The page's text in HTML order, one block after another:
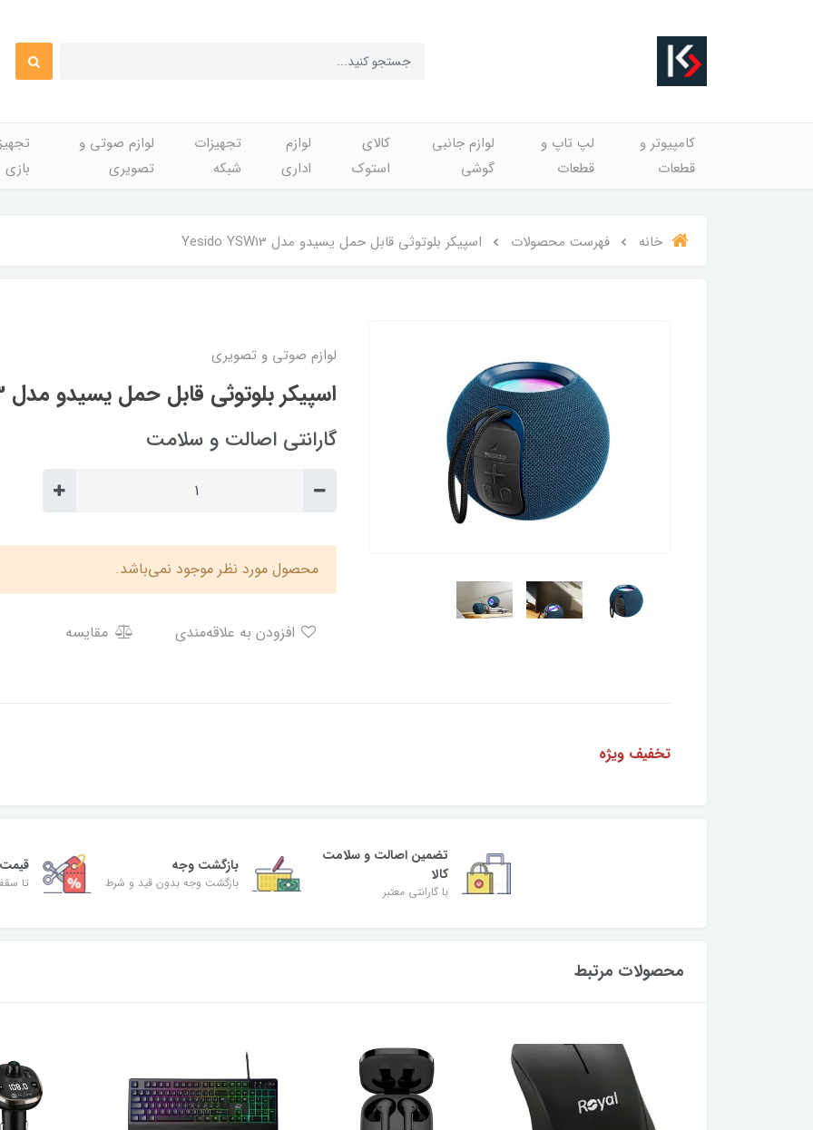
کامپیوتر و
قطعات
لپ تاپ و
قطعات
لوازم جانبی
گوشی
کالای
استوک
لوازم
اداری
تجهیزات
شبکه
لوازم صوتی و
تصویری
بازی
خانه فهرست محصولات اسپیکر بلوتوثی قابل حمل یسیدو مدل Yesido YSW13
لوازم صوتی و تصویری
اسپیکر بلوتوثی قابل حمل یسیدو مدل Yesido YSW13
گارانتی اصالت و سلامت
محصول مورد نظر موجود نمی‌باشد.
مقایسه
تخفیف ویژه
تضمین اصالت و سلامت
کالا
با گارانتی معتبر
بازگشت وجه
بازگشت وجه بدون قید و شرط تا سقف 30%
محصولات مرتبط